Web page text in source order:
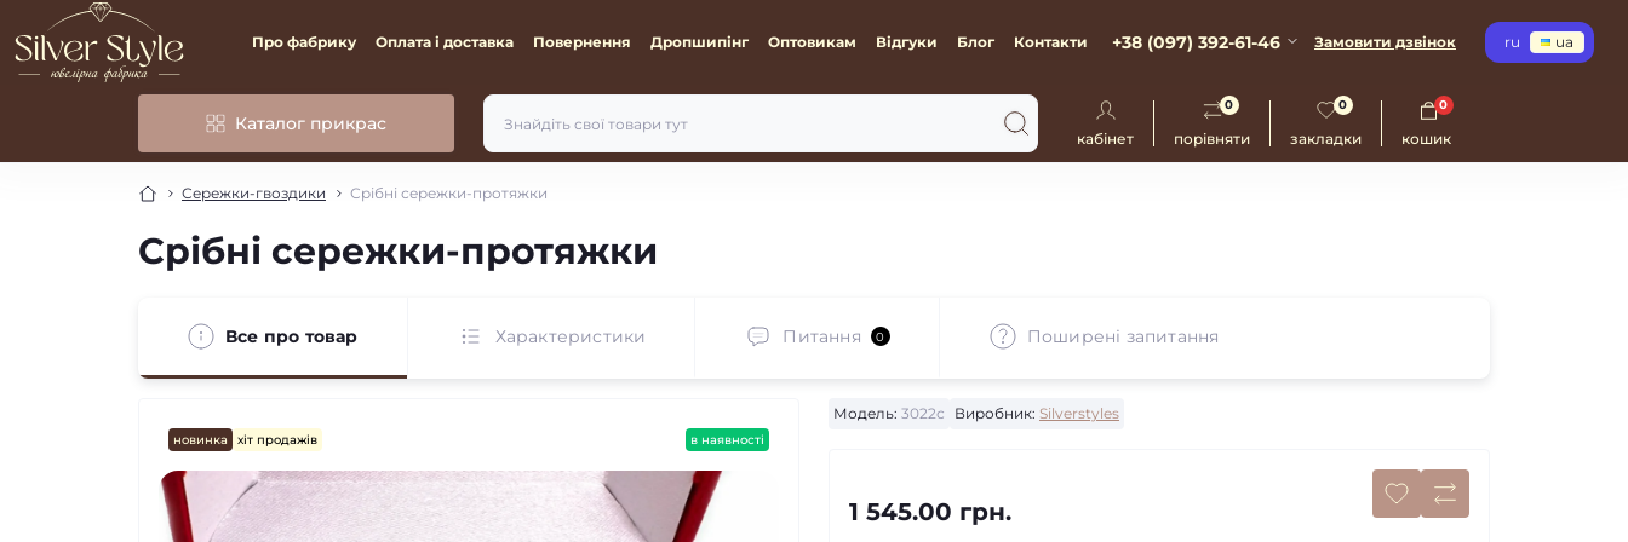
Про фабрику Оплата і доставка Повернення Дропшипінг Оптовикам Відгуки Блог Контакти +38 (097) 392-61-46 Замовити дзвінок ru ua
Каталог прикрас
кабінет порівняти
0
закладки
0
кошик
0
Сережки-гвоздики Срібні сережки-протяжки
Срібні сережки-протяжки
Все про товар Характеристики Питання 0 Поширені запитання
новинка хіт продажів в наявності
Модель: 3022с Виробник: Silverstyles
1 545.00 грн.